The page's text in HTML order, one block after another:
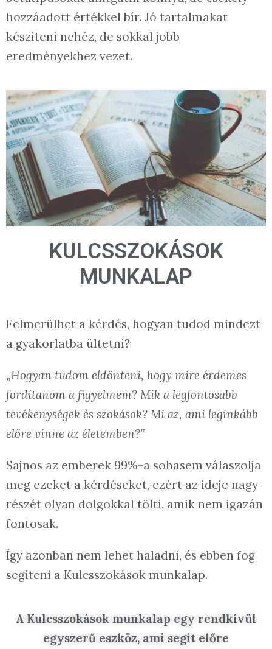
hozzáadott értékkel bír. Jó tartalmakat
készíteni nehéz, de sokkal jobb
eredményekhez vezet.
KULCSSZOKÁSOK
MUNKALAP
Felmerülhet a kérdés, hogyan tudod mindezt
a gyakorlatba ültetni?
„Hogyan tudom eldönteni, hogy mire érdemes
fordítanom a figyelmem? Mik a legfontosabb
tevékenységek és szokások? Mi az, ami leginkább
előre vinne az életemben?”
Sajnos az emberek 99%-a sohasem válaszolja
meg ezeket a kérdéseket, ezért az ideje nagy
részét olyan dolgokkal tölti, amik nem igazán
fontosak.
Így azonban nem lehet haladni, és ebben fog
segíteni a Kulcsszokások munkalap.
A Kulcsszokások munkalap egy rendkívül
egyszerű eszköz, ami segít előre